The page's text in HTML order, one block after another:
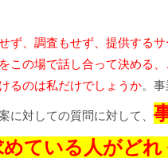
ず、調査もせず、提供する
この場で話し合って決める
るのは私だけでしょうか。
に対しての質問に対して、
ている人がどれ